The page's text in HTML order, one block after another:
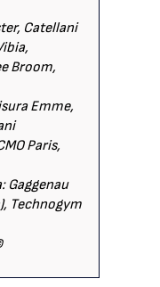
Catellani
Broom,
Emme,
Paris,
Gaggenau
Technogym